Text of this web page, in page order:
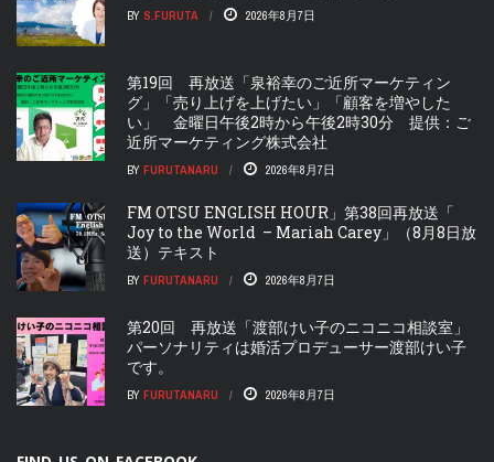
BY S.FURUTA 2026年8月7日
第19回 再放送「泉裕幸のご近所マーケティン
グ」「売り上げを上げたい」「顧客を増やした
い」 金曜日午後2時から午後2時30分 提供：ご
近所マーケティング株式会社
BY FURUTANARU 2026年8月7日
FM OTSU ENGLISH HOUR」第38回再放送「
Joy to the World – Mariah Carey」（8月8日放
送）テキスト
BY FURUTANARU 2026年8月7日
第20回 再放送「渡部けい子のニコニコ相談室」
パーソナリティは婚活プロデューサー渡部けい子
です。
BY FURUTANARU 2026年8月7日